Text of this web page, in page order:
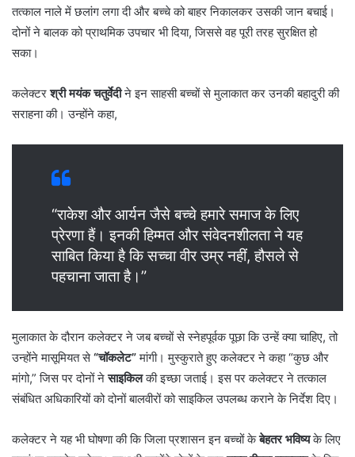
तत्काल नाले में छलांग लगा दी और बच्चे को बाहर निकालकर उसकी जान बचाई।
दोनों ने बालक को प्राथमिक उपचार भी दिया, जिससे वह पूरी तरह सुरक्षित हो
सका।
कलेक्टरश्री मयंक चतुर्वेदीने इन साहसी बच्चों से मुलाकात कर उनकी बहादुरी की
सराहना की। उन्होंने कहा,
“राकेश और आर्यन जैसे बच्चे हमारे समाज के लिए
प्रेरणा हैं। इनकी हिम्मत और संवेदनशीलता ने यह
साबित किया है कि सच्चा वीर उम्र नहीं, हौसले से
पहचाना जाता है।”
मुलाकात के दौरान कलेक्टर ने जब बच्चों से स्नेहपूर्वक पूछा कि उन्हें क्या चाहिए, तो
उन्होंने मासूमियत से“चॉकलेट”मांगी। मुस्कुराते हुए कलेक्टर ने कहा “कुछ और
मांगो,” जिस पर दोनों नेसाइकिलकी इच्छा जताई। इस पर कलेक्टर ने तत्काल
संबंधित अधिकारियों को दोनों बालवीरों को साइकिल उपलब्ध कराने के निर्देश दिए।
कलेक्टर ने यह भी घोषणा की कि जिला प्रशासन इन बच्चों केबेहतर भविष्यके लिए